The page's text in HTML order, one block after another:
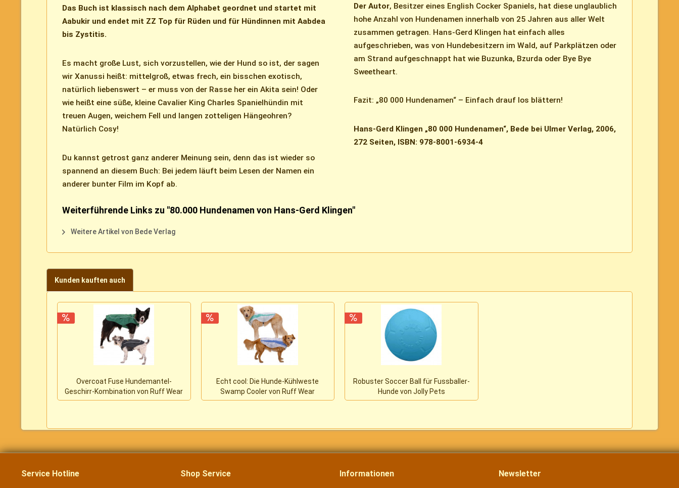
Das Buch ist klassisch nach dem Alphabet geordnet und startet mit
Aabukir und endet mit ZZ Top für Rüden und für Hündinnen mit Aabdea
bis Zystitis.
Es macht große Lust, sich vorzustellen, wie der Hund so ist, der sagen
wir Xanussi heißt: mittelgroß, etwas frech, ein bisschen exotisch,
natürlich liebenswert – er muss von der Rasse her ein Akita sein! Oder
wie heißt eine süße, kleine Cavalier King Charles Spanielhündin mit
treuen Augen, weichem Fell und langen zotteligen Hängeohren?
Natürlich Cosy!
Du kannst getrost ganz anderer Meinung sein, denn das ist wieder so
spannend an diesem Buch: Bei jedem läuft beim Lesen der Namen ein
anderer bunter Film im Kopf ab.
Der Autor, Besitzer eines English Cocker Spaniels, hat diese unglaublich
hohe Anzahl von Hundenamen innerhalb von 25 Jahren aus aller Welt
zusammen getragen. Hans-Gerd Klingen hat einfach alles
aufgeschrieben, was von Hundebesitzern im Wald, auf Parkplätzen oder
am Strand aufgeschnappt hat wie Buzunka, Bzurda oder Bye Bye
Sweetheart.
Fazit: „80 000 Hundenamen“ – Einfach drauf los blättern!
Hans-Gerd Klingen „80 000 Hundenamen“, Bede bei Ulmer Verlag, 2006,
272 Seiten, ISBN: 978-8001-6934-4
Weiterführende Links zu "80.000 Hundenamen von Hans-Gerd Klingen"
Weitere Artikel von Bede Verlag
Kunden kauften auch
Overcoat Fuse Hundemantel-
Geschirr-Kombination von Ruff Wear
Echt cool: Die Hunde-Kühlweste
Swamp Cooler von Ruff Wear
Robuster Soccer Ball für Fussballer-
Hunde von Jolly Pets
Service Hotline Shop Service Informationen Newsletter